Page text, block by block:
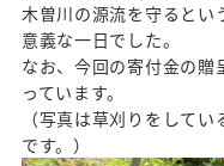
木曽川の源流を守るとい
意義な一日でした。
なお、今回の寄付金の
っています。
（写真は草刈りをして
です。）